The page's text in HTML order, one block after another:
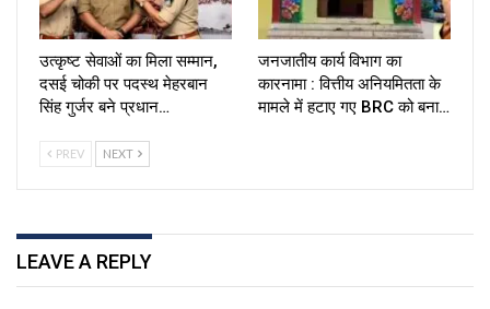
उत्कृष्ट सेवाओं का मिला सम्मान,
दसई चोकी पर पदस्थ मेहरबान
सिंह गुर्जर बने प्रधान…
जनजातीय कार्य विभाग का
कारनामा : वित्तीय अनियमितता के
मामले में हटाए गए BRC को बना…
PREV NEXT
LEAVE A REPLY